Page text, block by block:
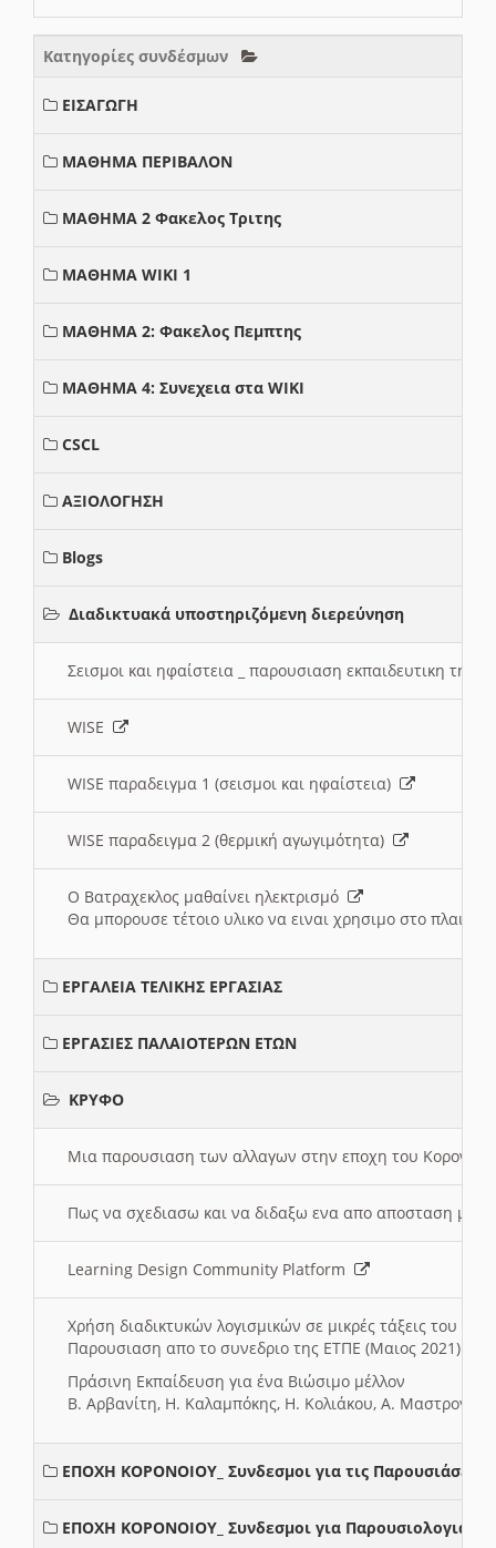
Κατηγορίες συνδέσμων
ΕΙΣΑΓΩΓΗ
ΜΑΘΗΜΑ ΠΕΡΙΒΑΛΟΝ
ΜΑΘΗΜΑ 2 Φακελος Τριτης
ΜΑΘΗΜΑ WIKI 1
ΜΑΘΗΜΑ 2: Φακελος Πεμπτης
ΜΑΘΗΜΑ 4: Συνεχεια στα WIKI
CSCL
ΑΞΙΟΛΟΓΗΣΗ
Blogs
Διαδικτυακά υποστηριζόμενη διερεύνηση
Σεισμοι και ηφαίστεια _ παρουσιαση εκπαιδευτικη
WISE
WISE παραδειγμα 1 (σεισμοι και ηφαίστεια)
WISE παραδειγμα 2 (θερμική αγωγιμότητα)
Ο Βατραχεκλος μαθαίνει ηλεκτρισμό
Θα μπορουσε τέτοιο υλικο να ειναι χρησιμο στο
ΕΡΓΑΛΕΙΑ ΤΕΛΙΚΗΣ ΕΡΓΑΣΙΑΣ
ΕΡΓΑΣΙΕΣ ΠΑΛΑΙΟΤΕΡΩΝ ΕΤΩΝ
ΚΡΥΦΟ
Μια παρουσιαση των αλλαγων στην εποχη του
Πως να σχεδιασω και να διδαξω ενα απο αποσταση
Learning Design Community Platform
Χρήση διαδικτυκών λογισμικών σε μικρές τάξεις του
Παρουσιαση απο το συνεδριο της ΕΤΠΕ (Μαιος 2021)
Πράσινη Εκπαίδευση για ένα Βιώσιμο μέλλον
Β. Αρβανίτη, Η. Καλαμπόκης, Η. Κολιάκου, Α.
ΕΠΟΧΗ ΚΟΡΟΝΟΙΟΥ_ Συνδεσμοι για τις Παρουσιάσεις
ΕΠΟΧΗ ΚΟΡΟΝΟΙΟΥ_ Συνδεσμοι για Παρουσιολογια